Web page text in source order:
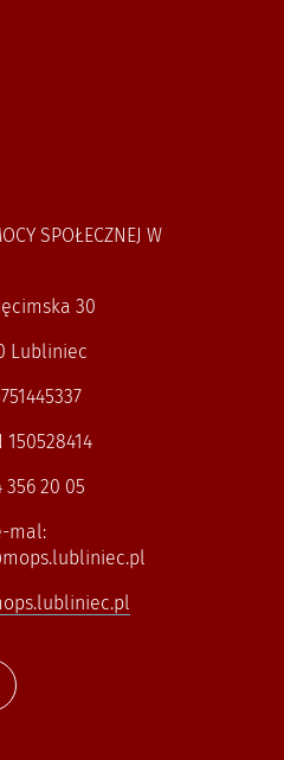
SPOŁECZNEJ W
30
Lubliniec
150528414
356 20 05
mal: